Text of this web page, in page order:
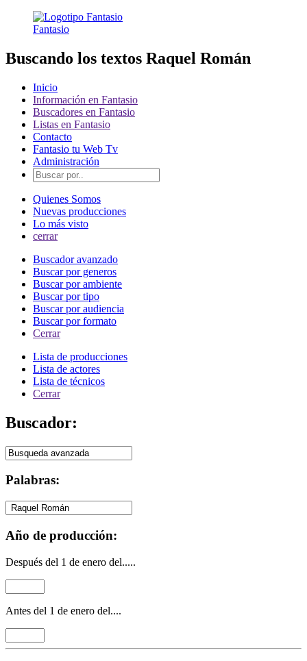
Fantasio
Buscando los textos Raquel Román
Inicio
Información en Fantasio
Buscadores en Fantasio
Listas en Fantasio
Contacto
Fantasio tu Web Tv
Administración
Quienes Somos
Nuevas producciones
Lo más visto
cerrar
Buscador avanzado
Buscar por generos
Buscar por ambiente
Buscar por tipo
Buscar por audiencia
Buscar por formato
Cerrar
Lista de producciones
Lista de actores
Lista de técnicos
Cerrar
Buscador:
Palabras:
Año de producción:
Después del 1 de enero del.....
Antes del 1 de enero del....